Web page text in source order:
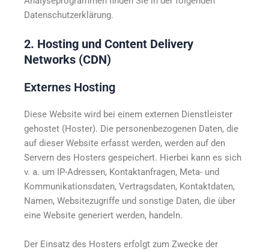
Datenschutzerklärung.
2. Hosting und Content Delivery
Networks (CDN)
Externes Hosting
Diese Website wird bei einem externen Dienstleister
gehostet (Hoster). Die personenbezogenen Daten, die
auf dieser Website erfasst werden, werden auf den
Servern des Hosters gespeichert. Hierbei kann es sich
v. a. um IP-Adressen, Kontaktanfragen, Meta- und
Kommunikationsdaten, Vertragsdaten, Kontaktdaten,
Namen, Websitezugriffe und sonstige Daten, die über
eine Website generiert werden, handeln.
Der Einsatz des Hosters erfolgt zum Zwecke der